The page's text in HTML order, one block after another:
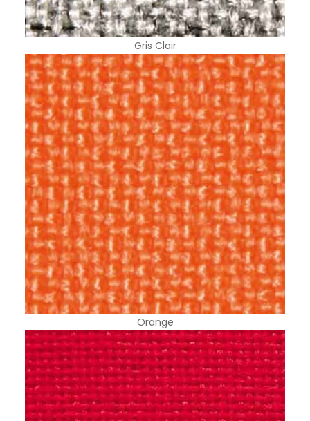
Gris Clair
Orange